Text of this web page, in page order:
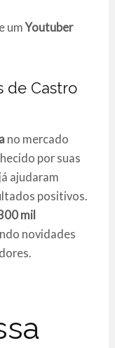
umYoutuber
de Castro
no mercado
por suas
ajudaram
positivos.
mil
novidades